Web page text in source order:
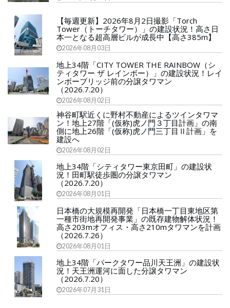
【毎週更新】2026年8月2日撮影「Torch
Tower（トーチタワー）」の建設状況！高さ日
本一となる超高層ビルが成長中【高さ385m】
2026年08月03日
地上34階「CITY TOWER THE RAINBOW（シ
ティタワー ザ レインボー）」の建設状況！レイ
ンボーブリッジ前の分譲タワマン
（2026.7.20）
2026年08月02日
神谷町駅近くに野村不動産によるツインタワマ
ン！地上27階「(仮称)虎ノ門３丁目計画」の南
側に地上26階「(仮称)虎ノ門三丁目Ⅱ計画」を
建設へ
2026年08月02日
地上34階「シティタワー東京田町」の建設状
況！田町駅徒歩圏の分譲タワマン
（2026.7.20）
2026年08月01日
日本橋の大規模再開発「日本橋一丁目東地区第
一種市街地再開発事業」の既存建物解体状況！
高さ203mオフィス・高さ210mタワマンを計画
（2026.7.26）
2026年08月01日
地上34階「パークタワー品川天王洲」の建設状
況！天王洲運河に面した分譲タワマン
（2026.7.20）
2026年07月31日